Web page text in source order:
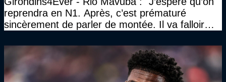
reprendra en N1. Après, c’est prématuré
sincèrement de parler de montée. Il va falloir